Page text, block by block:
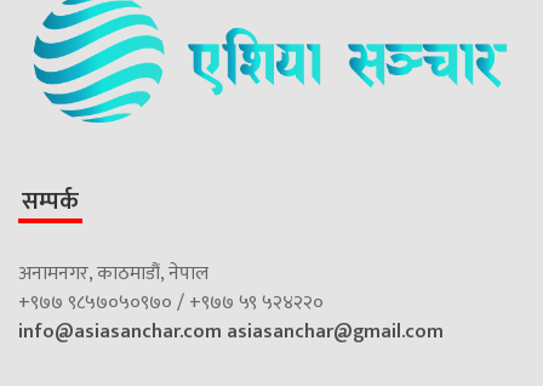
सम्पर्क
अनामनगर, काठमाडौं, नेपाल
+९७७ ९८५७०५०९७० / +९७७ ५९ ५२४२२०
info@asiasanchar.com asiasanchar@gmail.com